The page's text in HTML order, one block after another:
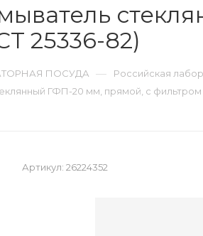
25336-82)
ПОСУДА — Российская
ГФП-20 мм, прямой, с
Артикул: 26224352